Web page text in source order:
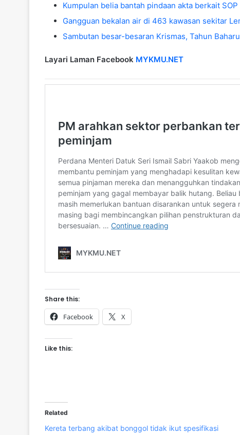
Kumpulan belia bantah pindaan akta berkait
Gangguan bekalan air di 463 kawasan sekitar
Sambutan besar-besaran Krismas, Tahun
Layari Laman Facebook MYKMU.NET
Share this:
Facebook X
Like this:
Related
Kereta terbang akibat bonggol tidak ikut spesifikasi